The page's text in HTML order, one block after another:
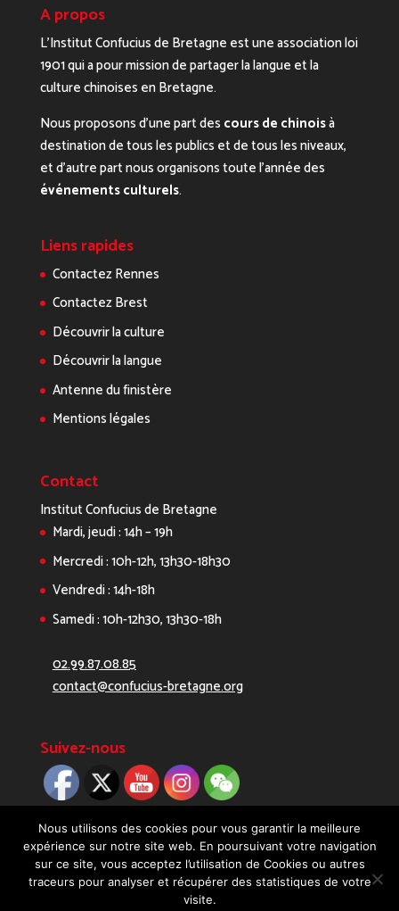
A propos
L’Institut Confucius de Bretagne est une association loi
1901 qui a pour mission de partager la langue et la
culture chinoises en Bretagne.
Nous proposons d’une part des cours de chinoisà
destination de tous les publics et de tous les niveaux,
et d’autre part nous organisons toute l’année des
événements culturels.
Liens rapides
Contactez Rennes
Contactez Brest
Découvrir la culture
Découvrir la langue
Antenne du finistère
Mentions légales
Contact
Institut Confucius de Bretagne
Mardi, jeudi : 14h – 19h
Mercredi : 10h-12h, 13h30-18h30
Vendredi : 14h-18h
Samedi : 10h-12h30, 13h30-18h
02.99.87.08.85
contact@confucius-bretagne.org
Suivez-nous
Nous utilisons des cookies pour vous garantir la meilleure
expérience sur notre site web. En poursuivant votre navigation
sur ce site, vous acceptez l’utilisation de Cookies ou autres
traceurs pour analyser et récupérer des statistiques de votre
visite.